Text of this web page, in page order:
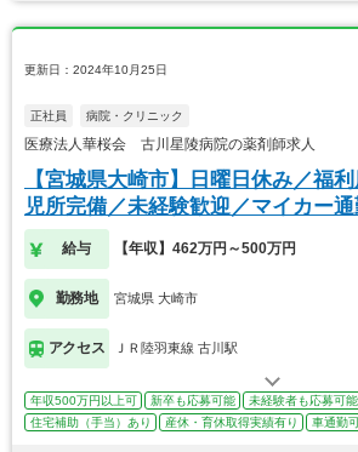
更新日：2024年10月25日
正社員 病院・クリニック
医療法人華桜会 古川星陵病院の薬剤師求人
【宮城県大崎市】日曜日休み／福
児所完備／未経験歓迎／マイカー
給与 【年収】462万円～500万円
勤務地 宮城県 大崎市
アクセス ＪＲ陸羽東線 古川駅
年収500万円以上可 新卒も応募可能 未経験者も応募可能
住宅補助（手当）あり
産休・育休取得実績有り 車通勤